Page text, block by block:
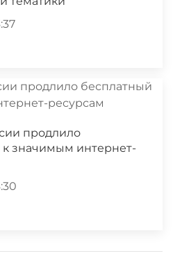
продлило
к значимым интернет-